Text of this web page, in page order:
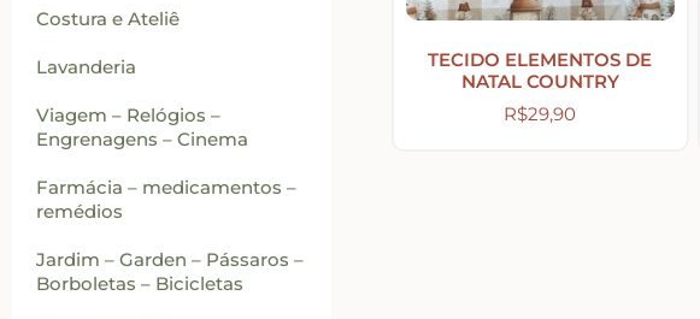
Costura e Ateliê
Lavanderia
Viagem – Relógios –
Engrenagens – Cinema
Farmácia – medicamentos –
remédios
Jardim – Garden – Pássaros –
Borboletas – Bicicletas
TECIDO ELEMENTOS DE
NATAL COUNTRY
R$29,90